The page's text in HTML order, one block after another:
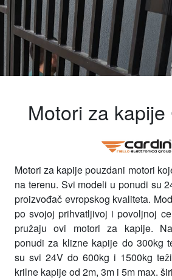
Motori za kapije
Motori za kapije pouzdani motori
na terenu. Svi modeli u ponudi su
proizvođač evropskog kvaliteta.
po svojoj prihvatljivoj i povoljnoj
pružaju ovi motori za kapije.
ponudi za klizne kapije do 300kg
su svi 24V do 600kg i 1500kg
krilne kapije od 2m, 3m i 5m max.